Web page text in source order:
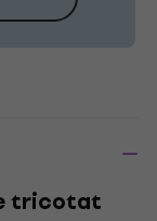
tricotat